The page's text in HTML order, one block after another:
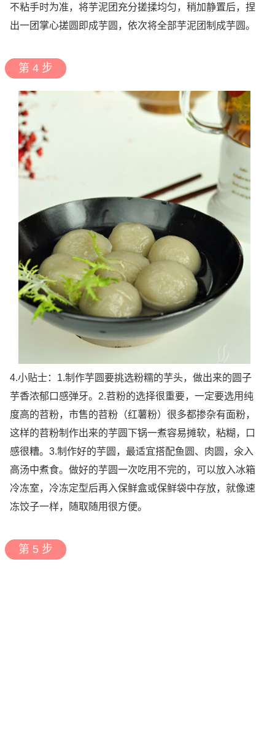
不粘手时为准，将芋泥团充分搓揉均匀，稍加静置后，捏
出一团掌心搓圆即成芋圆，依次将全部芋泥团制成芋圆。
第 4 步
4.小贴士：1.制作芋圆要挑选粉糯的芋头，做出来的圆子
芋香浓郁口感弹牙。2.苕粉的选择很重要，一定要选用纯
度高的苕粉，市售的苕粉（红薯粉）很多都掺杂有面粉，
这样的苕粉制作出来的芋圆下锅一煮容易摊软，粘糊，口
感很糟。3.制作好的芋圆，最适宜搭配鱼圆、肉圆，氽入
高汤中煮食。做好的芋圆一次吃用不完的，可以放入冰箱
冷冻室，冷冻定型后再入保鲜盒或保鲜袋中存放，就像速
冻饺子一样，随取随用很方便。
第 5 步